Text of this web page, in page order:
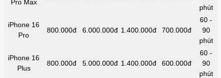
Pro Max
phút
iPhone 16
Pro
800.000đ 6.000.000đ 1.400.000đ 700.000đ
60 -
90
phút
iPhone 16
Plus
800.000đ 5.000.000đ 1.400.000đ 600.000đ
60 -
90
phút